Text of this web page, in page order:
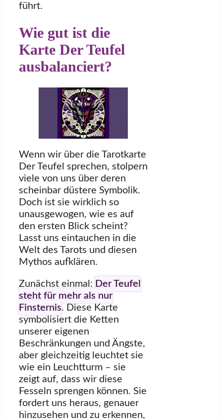
führt.
Wie gut ist die
Karte Der Teufel
ausbalanciert?
Wenn wir über die Tarotkarte
Der Teufel sprechen, stolpern
viele von uns über deren
scheinbar düstere Symbolik.
Doch ist sie wirklich so
unausgewogen, wie es auf
den ersten Blick scheint?
Lasst uns eintauchen in die
Welt des Tarots und diesen
Mythos aufklären.
Zunächst einmal: Der Teufel
steht für mehr als nur
Finsternis. Diese Karte
symbolisiert die Ketten
unserer eigenen
Beschränkungen und Ängste,
aber gleichzeitig leuchtet sie
wie ein Leuchtturm – sie
zeigt auf, dass wir diese
Fesseln sprengen können. Sie
fordert uns heraus, genauer
hinzusehen und zu erkennen,